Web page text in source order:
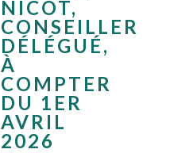
NICOT,
CONSEILLER
DÉLÉGUÉ,
À
COMPTER
DU 1ER
AVRIL
2026